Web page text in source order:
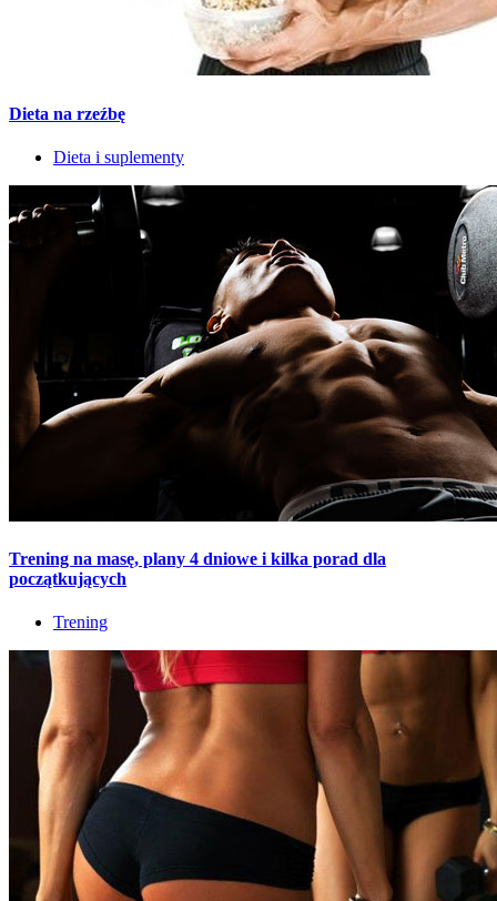
Dieta na rzeźbę
Dieta i suplementy
Trening na masę, plany 4 dniowe i kilka porad dla
początkujących
Trening